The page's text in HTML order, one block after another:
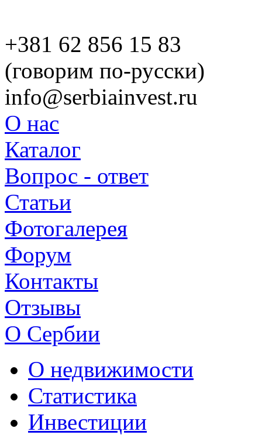
+381 62 856 15 83
(говорим по-русски)
info@serbiainvest.ru
О нас
Каталог
Вопрос - ответ
Статьи
Фотогалерея
Форум
Контакты
Отзывы
О Сербии
О недвижимости
Статистика
Инвестиции